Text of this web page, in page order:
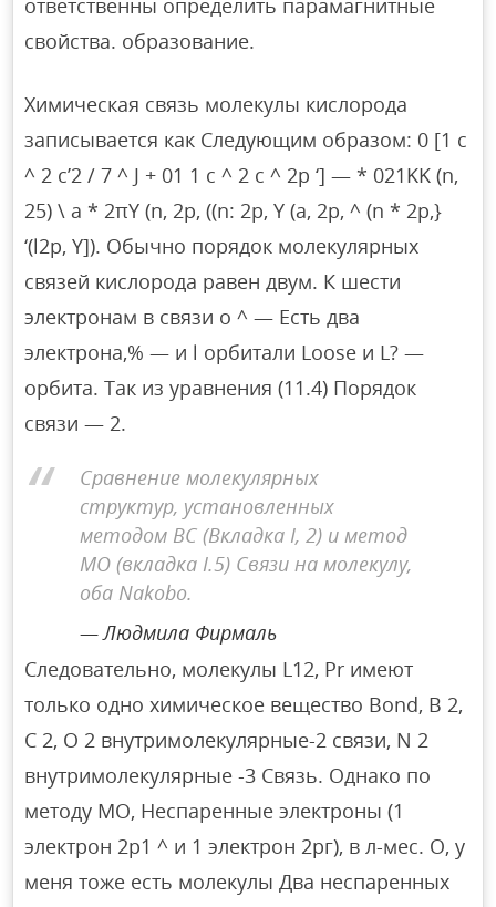
ответственны определить парамагнитные
свойства. образование.
Химическая связь молекулы кислорода
записывается как Следующим образом: 0 [1 с
^ 2 с’2 / 7 ^ J + 01 1 с ^ 2 с ^ 2р ‘] — * 021KK (n,
25) \ a * 2πY (n, 2p, ((n: 2p, Y (a, 2p, ^ (n * 2p,}
‘(l2p, Y]). Обычно порядок молекулярных
связей кислорода равен двум. К шести
электронам в связи о ^ — Есть два
электрона,% — и l орбитали Loose и L? —
орбита. Так из уравнения (11.4) Порядок
связи — 2.
Сравнение молекулярных
структур, установленных
методом BC (Вкладка I, 2) и метод
МО (вкладка I.5) Связи на молекулу,
оба Nakobo.
Людмила Фирмаль
Следовательно, молекулы L12, Pr имеют
только одно химическое вещество Bond, B 2,
C 2, O 2 внутримолекулярные-2 связи, N 2
внутримолекулярные -3 Связь. Однако по
методу МО, Неспаренные электроны (1
электрон 2р1 ^ и 1 электрон 2рг), в л-мес. О, у
меня тоже есть молекулы Два неспаренных